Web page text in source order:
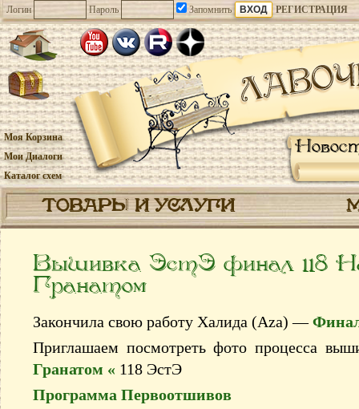
Логин Пароль Запомнить РЕГИСТРАЦИЯ
Моя Корзина
Мои Диалоги
Каталог схем
ТОВАРЫ И УСЛУГИ
Вышивка ЭстЭ финал 118
Гранатом
Закончила свою работу Халида (Aza) —
Приглашаем посмотреть фото процесса
Гранатом « 118 ЭстЭ
Программа Первоотшивов